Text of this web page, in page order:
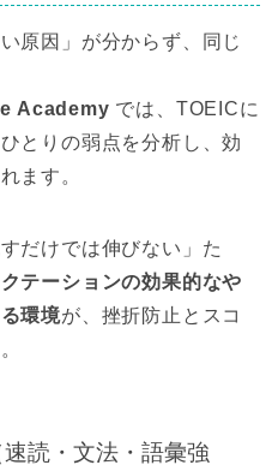
原因」が分からず、同じ
Academy では、TOEICに
とりの弱点を分析し、効
ます。
だけでは伸びない」た
テーションの効果的なや
環境が、挫折防止とスコ
読・文法・語彙強